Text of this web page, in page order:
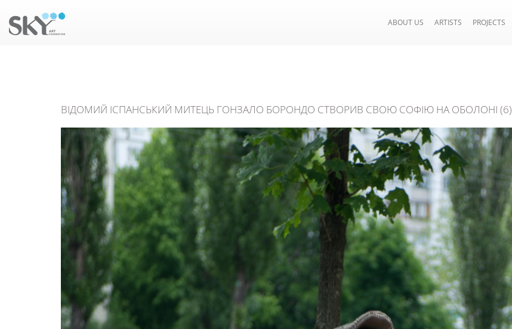
ABOUT US ARTISTS PROJECTS
ВІДОМИЙ ІСПАНСЬКИЙ МИТЕЦЬ ГОНЗАЛО БОРОНДО СТВОРИВ СВОЮ СОФІЮ НА ОБОЛОНІ (6)